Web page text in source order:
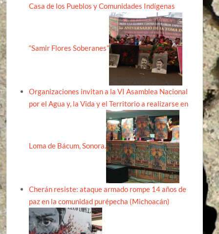
Casa de los Pueblos y Comunidades Indígenas
“Samir Flores Soberanes”
Organizaciones invitan a la VI Asamblea Nacional
por el Agua y, la Vida y el Territorio a realizarse en
Loma de Bácum, Sonora.
Cherán resiste: ataque armado rompe 14 años de
paz en la comunidad purépecha (Michoacán)